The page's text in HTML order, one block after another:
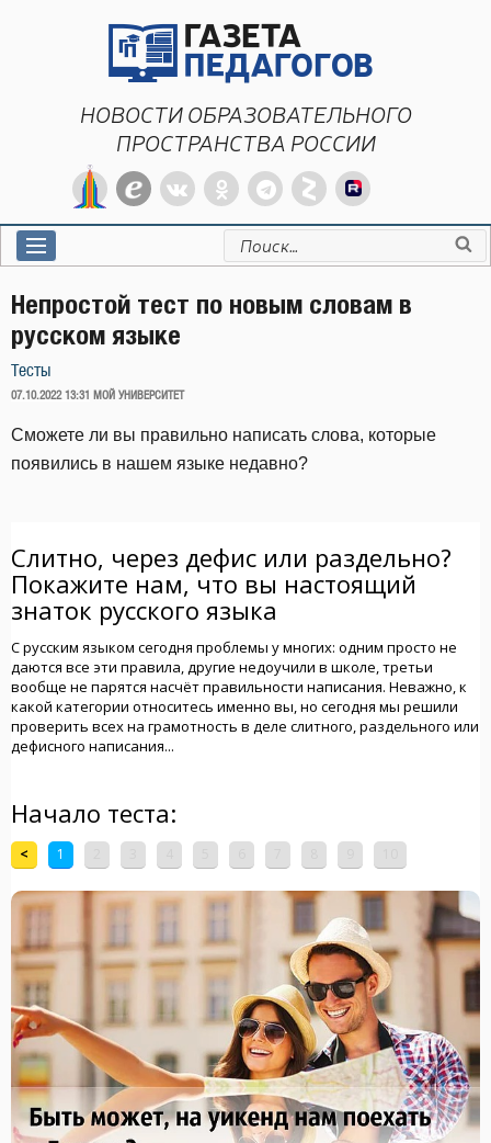
НОВОСТИ ОБРАЗОВАТЕЛЬНОГО
ПРОСТРАНСТВА РОССИИ
Искать:
Непростой тест по новым словам в
русском языке
Тесты
ОПУБЛИКОВАНО
07.10.2022 13:31 МОЙ УНИВЕРСИТЕТ
Сможете ли вы правильно написать слова, которые
появились в нашем языке недавно?